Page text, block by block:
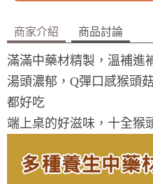
商家介紹 商品討論
滿滿中藥材精製，溫補進
湯頭濃郁，Q彈口感猴頭
都好吃
端上桌的好滋味，十全猴